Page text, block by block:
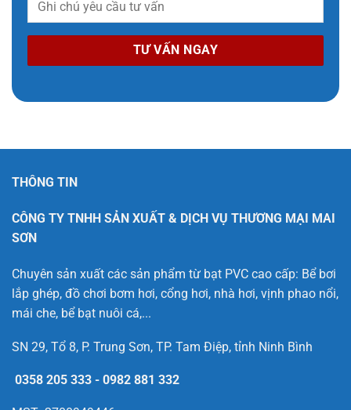
THÔNG TIN
CÔNG TY TNHH SẢN XUẤT & DỊCH VỤ THƯƠNG MẠI MAI
SƠN
Chuyên sản xuất các sản phẩm từ bạt PVC cao cấp: Bể bơi
lắp ghép, đồ chơi bơm hơi, cổng hơi, nhà hơi, vịnh phao nổi,
mái che, bể bạt nuôi cá,...
SN 29, Tổ 8, P. Trung Sơn, TP. Tam Điệp, tỉnh Ninh Bình
0358 205 333 - 0982 881 332